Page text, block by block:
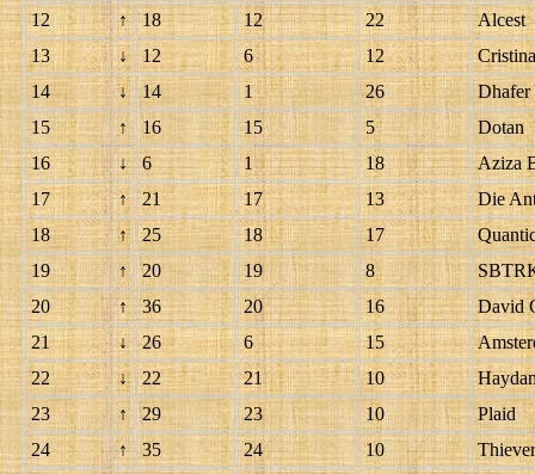
12
↑ 18 12 22
Alcest
13
↓ 12 6 12
14
↓ 14 1 26
Dhafer
15
↑ 16 15 5
Dotan
16
↓ 6 1 18
Aziza
17
↑ 21 17 13
Die
18
↑ 25 18 17
19
↑ 20 19 8
20
↑ 36 20 16
David
21
↓ 26 6 15
22
↓ 22 21 10
23
↑ 29 23 10
Plaid
24
↑ 35 24 10